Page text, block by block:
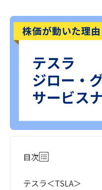
目次
テスラ＜TSLA＞